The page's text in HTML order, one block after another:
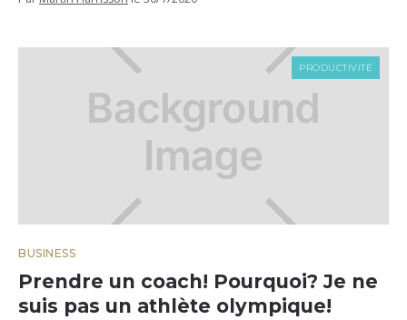
PRODUCTIVITÉ
BUSINESS
Prendre un coach! Pourquoi? Je ne
suis pas un athlète olympique!